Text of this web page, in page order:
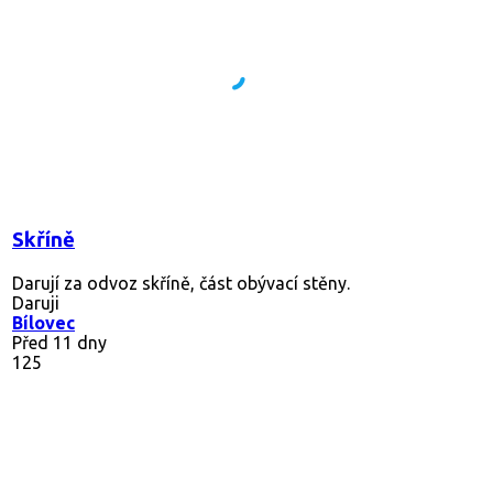
Skříně
Darují za odvoz skříně, část obývací stěny.
Daruji
Bílovec
Před 11 dny
125